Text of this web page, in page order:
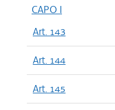
CAPO I
Art. 143
Art. 144
Art. 145